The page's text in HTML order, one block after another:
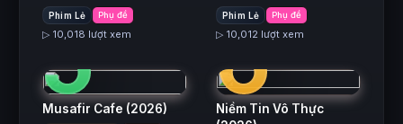
Phim Lẻ Phụ đề
▷ 10,018 lượt xem
Phim Lẻ Phụ đề
▷ 10,012 lượt xem
5
Musafir Cafe (2026) 6
Niềm Tin Vô Thực